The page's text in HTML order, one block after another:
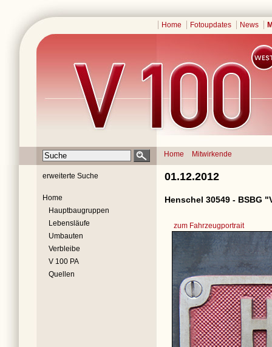
Home Fotoupdates News
Home Mitwirkende
erweiterte Suche
Home
Hauptbaugruppen
Lebensläufe
Umbauten
Verbleibe
V 100 PA
Quellen
01.12.2012
Henschel 30549 - BSBG
zum Fahrzeugportrait